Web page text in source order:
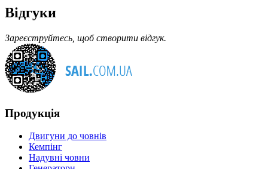
Відгуки
Зареєструйтесь, щоб створити відгук.
Продукція
Двигуни до човнів
Кемпінг
Надувні човни